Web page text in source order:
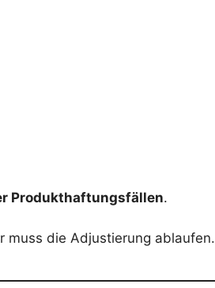
Produkthaftungsfällen.
muss die Adjustierung ablaufen.